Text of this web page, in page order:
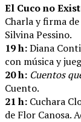
El Cuco no
Charla y firma de
Silvina Pessino.
19 h:Diana
con música y
20 h: Cuentos
Cuento.
21 h: Cuchara
de Flor Canosa.